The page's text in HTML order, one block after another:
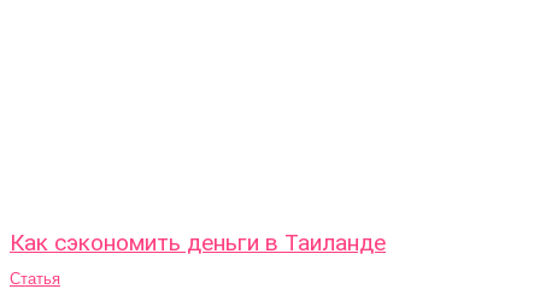
Как сэкономить деньги в Таиланде
Статья